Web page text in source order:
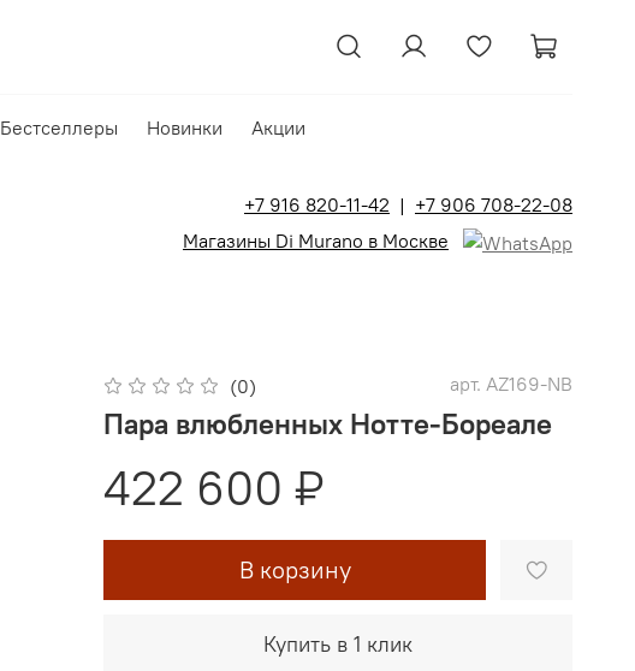
Бестселлеры Новинки Акции
+7 916 820-11-42 | +7 906 708-22-08
Магазины Di Murano в Москве
(0) арт. AZ169-NB
Пара влюбленных Нотте-Бореале
422 600 ₽
В корзину
Купить в 1 клик